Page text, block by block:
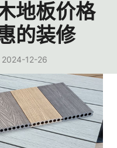
地板价格
的装修
2024-12-26